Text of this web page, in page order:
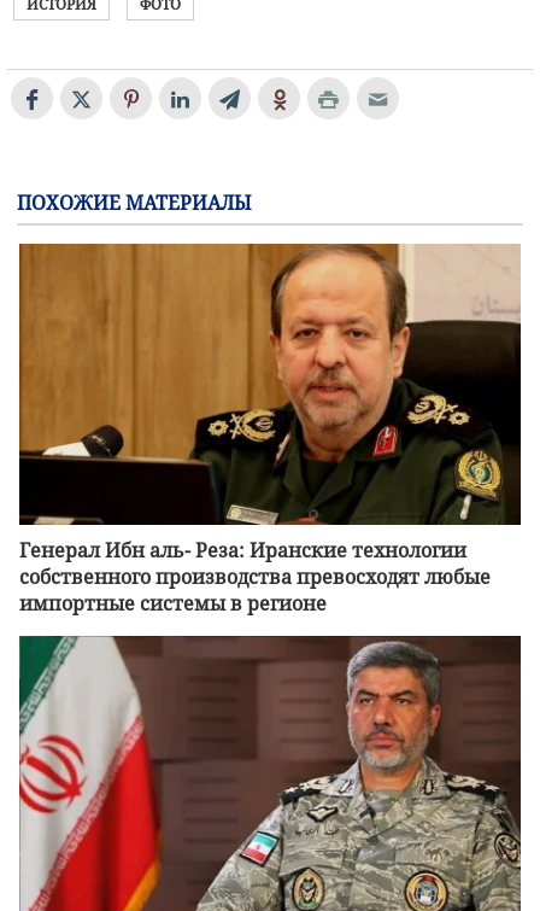
ПОХОЖИЕ МАТЕРИАЛЫ
Генерал Ибн аль- Реза: Иранские технологии
собственного производства превосходят любые
импортные системы в регионе